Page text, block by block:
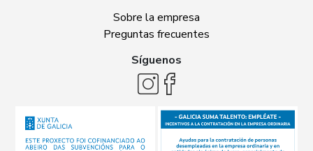
Sobre la empresa
Preguntas frecuentes
Síguenos